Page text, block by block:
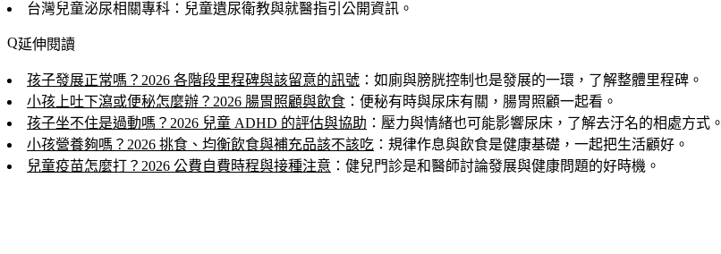
台灣兒童泌尿相關專科：兒童遺尿衛教與就醫指引公開資訊。
延伸閱讀
孩子發展正常嗎？2026 各階段里程碑與該留意的訊號 ：如廁與膀胱控制也是發展的一環，了解整體里程碑。
小孩上吐下瀉或便秘怎麼辦？2026 腸胃照顧與飲食 ：便秘有時與尿床有關，腸胃照顧一起看。
孩子坐不住是過動嗎？2026 兒童 ADHD 的評估與協助 ：壓力與情緒也可能影響尿床，了解去汙名的相處方式。
小孩營養夠嗎？2026 挑食、均衡飲食與補充品該不該吃 ：規律作息與飲食是健康基礎，一起把生活顧好。
兒童疫苗怎麼打？2026 公費自費時程與接種注意 ：健兒門診是和醫師討論發展與健康問題的好時機。